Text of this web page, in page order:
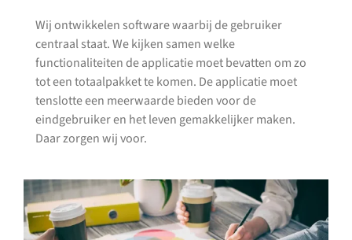
Wij ontwikkelen software waarbij de gebruiker
centraal staat. We kijken samen welke
functionaliteiten de applicatie moet bevatten om zo
tot een totaalpakket te komen. De applicatie moet
tenslotte een meerwaarde bieden voor de
eindgebruiker en het leven gemakkelijker maken.
Daar zorgen wij voor.